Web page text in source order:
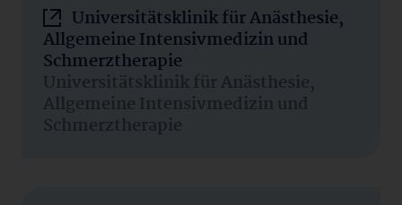
Universitätsklinik für Anästhesie,
Allgemeine Intensivmedizin und
Schmerztherapie
Universitätsklinik für Anästhesie,
Allgemeine Intensivmedizin und
Schmerztherapie